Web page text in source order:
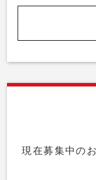
現在募集中の